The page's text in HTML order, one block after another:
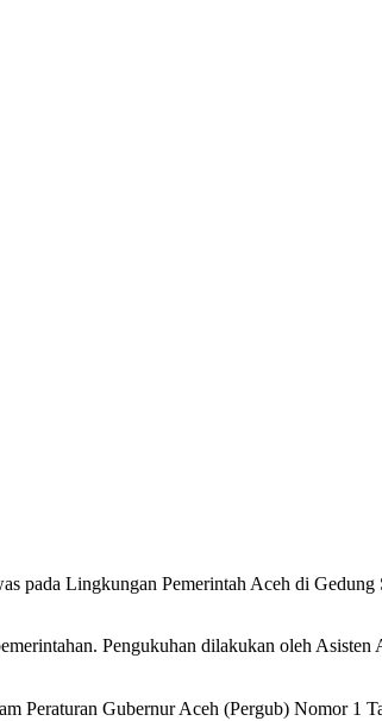
pada Lingkungan Pemerintah Aceh di Gedung
Pengukuhan dilakukan oleh Asisten
Peraturan Gubernur Aceh (Pergub) Nomor 1